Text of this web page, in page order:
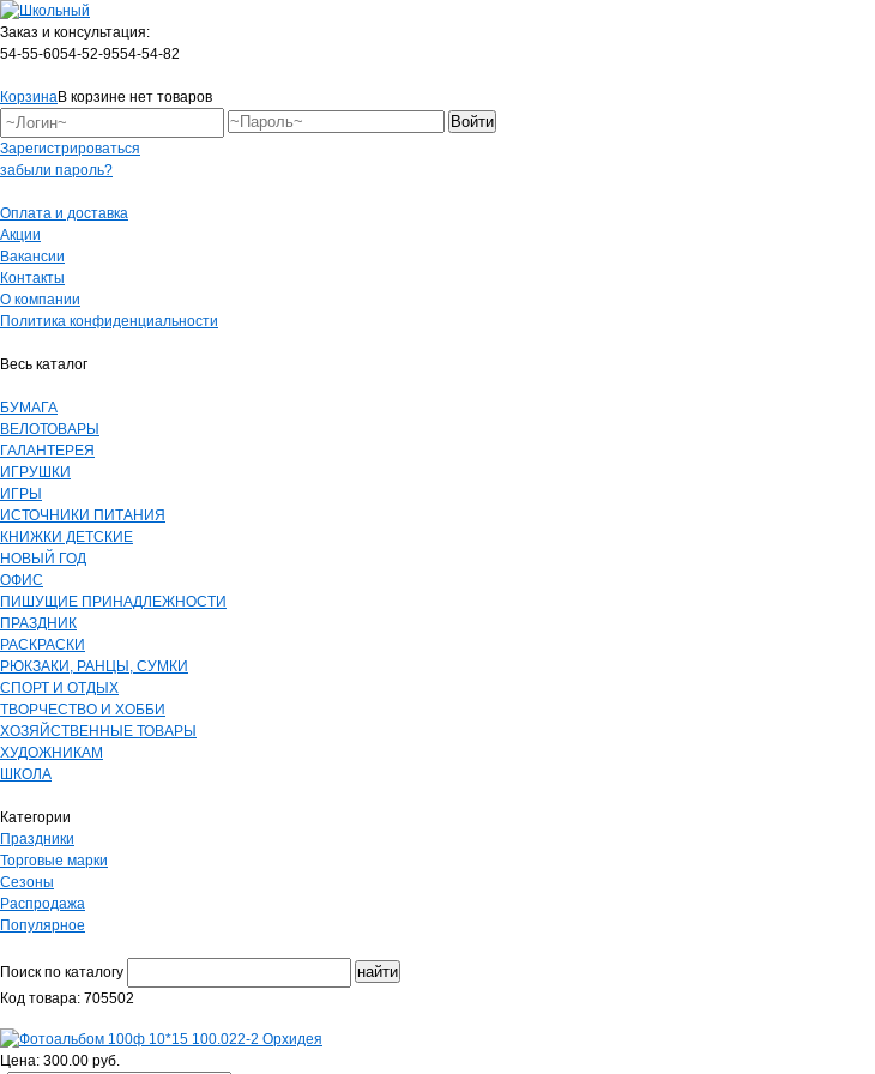
Заказ и консультация:
54-55-6054-52-9554-54-82
КорзинаВ корзине нет товаров
Зарегистрироваться
забыли пароль?
Оплата и доставка
Акции
Вакансии
Контакты
О компании
Политика конфиденциальности
Весь каталог
БУМАГА
ВЕЛОТОВАРЫ
ГАЛАНТЕРЕЯ
ИГРУШКИ
ИГРЫ
ИСТОЧНИКИ ПИТАНИЯ
КНИЖКИ ДЕТСКИЕ
НОВЫЙ ГОД
ОФИС
ПИШУЩИЕ ПРИНАДЛЕЖНОСТИ
ПРАЗДНИК
РАСКРАСКИ
РЮКЗАКИ, РАНЦЫ, СУМКИ
СПОРТ И ОТДЫХ
ТВОРЧЕСТВО И ХОББИ
ХОЗЯЙСТВЕННЫЕ ТОВАРЫ
ХУДОЖНИКАМ
ШКОЛА
Категории
Праздники
Торговые марки
Сезоны
Распродажа
Популярное
Поиск по каталогу
Код товара: 705502
Цена: 300.00 руб.